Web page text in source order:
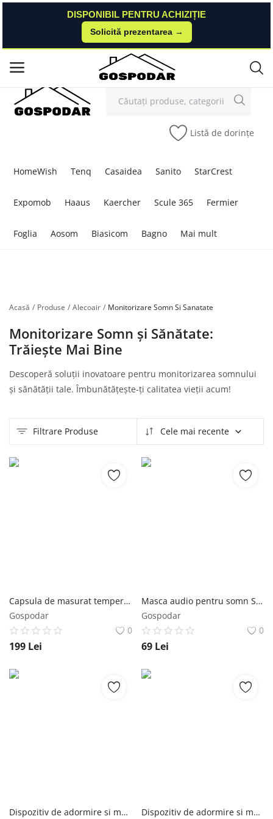
DISPONIBIL PENTRU ACHIZIȚIE
Solicită prezentarea →
Contact Autentificare Înregistrare
Listă de dorințe
HomeWish Tenq Casaidea Sanito StarCrest
Expomob Haaus Kaercher Scule 365 Fermier
Foglia Aosom Biasicom Bagno Mai mult
DISPONIBIL PENTRU ACHIZIȚIE
Solicită prezentarea →
Meniu principal
Categorii
Acasă Produse Alecoair Monitorizare Somn Si Sanatate
Monitorizare Somn și Sănătate:
Trăiește Mai Bine
Descoperă soluții inovatoare pentru monitorizarea somnului
și sănătății tale. Îmbunătățește-ți calitatea vieții acum!
Filtrare Produse Cele mai recente
Capsula de masurat temperatura Partron PTD 200, 3 Moduri de masurare, Alarma, Cautari rapide, Disponibil pentru iOS și Android,
Gospodar
0
199 Lei
Masca audio pentru somn Sleepace Smart Headphone marimea L
Gospodar
0
69 Lei
Dispozitiv de adormire si monitorizare a somnului Sleepace Dot B501, Sistem sonor, Compatibil cu iOS si Android
Dispozitiv de adormire si monitorizare a somnului Sleepace Nox Music SN902B, Nox Music, Difuzor fara fir, Compatibil cu iOS, iPh